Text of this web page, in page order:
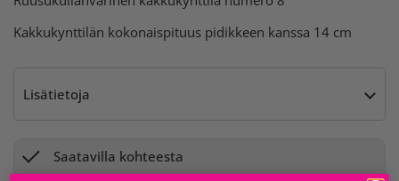
Kakkukynttilän kokonaispituus pidikkeen kanssa 14 cm
Lisätietoja
Saatavilla kohteesta